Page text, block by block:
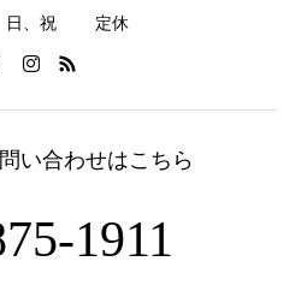
祝 定休
い合わせはこちら
1911